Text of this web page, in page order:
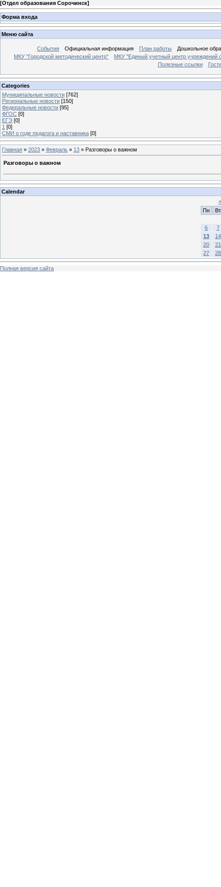
[Отдел образования Сорочинск]
Форма входа
Меню сайта
События Официальная информация План работы
Дошкольное
МКУ "Городской методический центр"
МКУ "Единый учетный центр учреждений
Полезные ссылки
Categories
Муниципальные новости [762]
Региональные новости [150]
Федеральные новости [95]
ФГОС [0]
ЕГЭ [0]
1 [0]
СМИ о годе педагога и наставника [0]
Главная » 2023 » Февраль » 13 » Разговоры о важном
Разговоры о важном
Calendar
«
Пн
Вт
6
7
13
14
20
21
27
28
Полная версия сайта